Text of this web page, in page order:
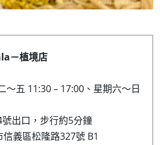
－植境店
～五 11:30 – 17:00、星期六～日
出口，步行約5分鐘
義區松隆路327號 B1